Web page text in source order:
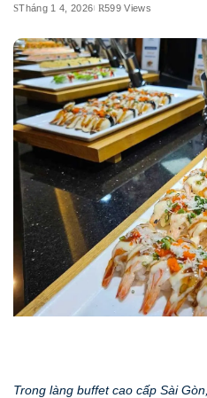
Tháng 1 4, 2026 599 Views
Trong làng buffet cao cấp Sài Gòn,